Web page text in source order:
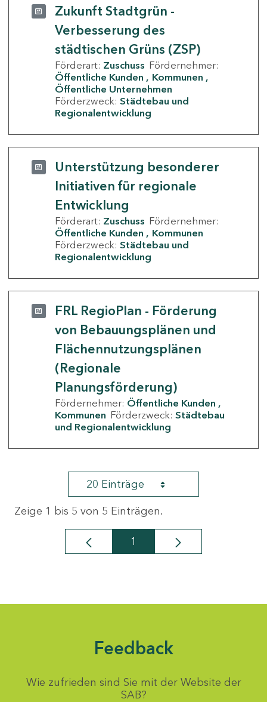
Zukunft Stadtgrün -
Verbesserung des
städtischen Grüns (ZSP)
Förderart: Zuschuss Fördernehmer:
Öffentliche Kunden
Kommunen
Öffentliche Unternehmen
Förderzweck: Städtebau und
Regionalentwicklung
Unterstützung besonderer
Initiativen für regionale
Entwicklung
Förderart: Zuschuss Fördernehmer:
Öffentliche Kunden
Kommunen
Förderzweck: Städtebau und
Regionalentwicklung
FRL RegioPlan - Förderung
von Bebauungsplänen und
Flächennutzungsplänen
(Regionale
Planungsförderung)
Fördernehmer: Öffentliche Kunden
Kommunen Förderzweck: Städtebau
und Regionalentwicklung
20 Einträge
Zeige 1 bis 5 von 5 Einträgen.
Seite
1
Feedback
Wie zufrieden sind Sie mit der Website der
SAB?